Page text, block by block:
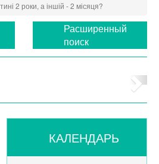
2 роки, а іншій - 2 місяця?
Расширенный
поиск
КАЛЕНДАРЬ